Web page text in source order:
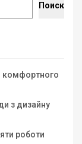
Поиск
комфортного
з дизайну
роботи